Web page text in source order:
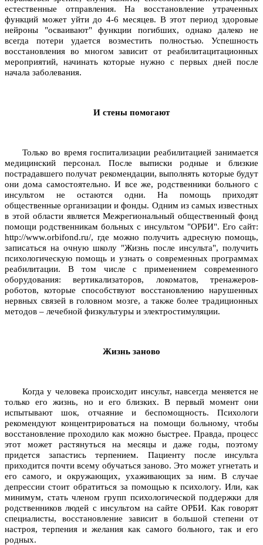
естественные отправления. На восстановление утраченных
функций может уйти до 4-6 месяцев. В этот период здоровые
нейроны "осваивают" функции погибших, однако далеко не
всегда потери удается возместить полностью. Успешность
восстановления во многом зависит от реабилитацитационных
мероприятий, начинать которые нужно с первых дней после
начала заболевания.
И стены помогают
Только во время госпитализации реабилитацией занимается
медицинский персонал. После выписки родные и близкие
пострадавшего получат рекомендации, выполнять которые будут
они дома самостоятельно. И все же, родственники больного с
инсультом не остаются одни. На помощь приходят
общественные организации и фонды. Одним из самых известных
в этой области является Межрегиональный общественный фонд
помощи родственникам больных с инсультом "ОРБИ". Его сайт:
http://www.orbifond.ru/, где можно получить адресную помощь,
записаться на очную школу "Жизнь после инсульта", получить
психологическую помощь и узнать о современных программах
реабилитации. В том числе с применением современного
оборудования: вертикализаторов, локоматов, тренажеров-
роботов, которые способствуют восстановлению нарушенных
нервных связей в головном мозге, а также более традиционных
методов – лечебной физкультуры и электростимуляции.
Жизнь заново
Когда у человека происходит инсульт, навсегда меняется не
только его жизнь, но и его близких. В первый момент они
испытывают шок, отчаяние и беспомощность. Психологи
рекомендуют концентрироваться на помощи больному, чтобы
восстановление проходило как можно быстрее. Правда, процесс
этот может растянуться на месяцы и даже годы, поэтому
придется запастись терпением. Пациенту после инсульта
приходится почти всему обучаться заново. Это может угнетать и
его самого, и окружающих, ухаживающих за ним. В случае
депрессии стоит обратиться за помощью к психологу. Или, как
минимум, стать членом групп психологической поддержки для
родственников людей с инсультом на сайте ОРБИ. Как говорят
специалисты, восстановление зависит в большой степени от
настроя, терпения и желания как самого больного, так и его
родных.